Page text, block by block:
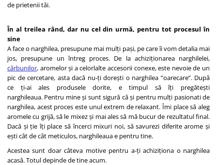
de prietenii tăi.
În al treilea rând, dar nu cel din urmă, pentru tot procesul în
sine
A face o narghilea, presupune mai mulți pași, pe care îi vom detalia mai
jos, presupune un întreg proces. De la achiziționarea narghilelei,
cărbunilor, aromelor și a celorlalte accesorii conexe, este nevoie de un
pic de cercetare, asta dacă nu-ți dorești o narghilea ”oarecare”. După
ce ți-ai ales produsele dorite, e timpul să îți pregătești
narghileaua. Pentru mine și sunt sigură că și pentru mulți pasionati de
narghilea, acest proces este unul extrem de relaxant. Îmi place să aleg
aromele cu grijă, să le mixez și mai ales să mă bucur de rezultatul final.
Dacă și ție îți place să încerci mixuri noi, să savurezi diferite arome și
ești cât de cât meticulos, narghileaua e pentru tine.
Acestea sunt doar câteva motive pentru a-ți achiziționa o narghilea
acasă. Totul depinde de tine acum.